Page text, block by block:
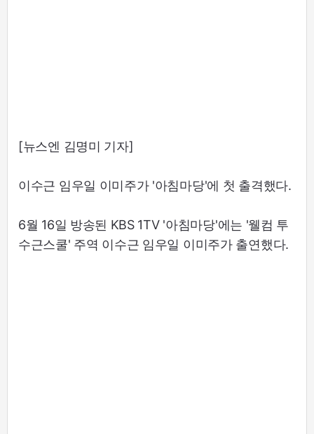
[뉴스엔 김명미 기자]
이수근 임우일 이미주가 '아침마당'에 첫 출격했다.
6월 16일 방송된 KBS 1TV '아침마당'에는 '웰컴 투
수근스쿨' 주역 이수근 임우일 이미주가 출연했다.